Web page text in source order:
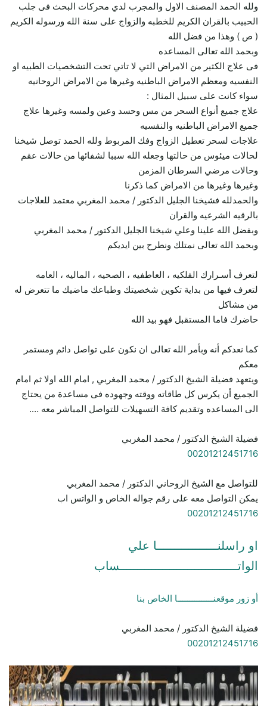
ولله الحمد المصنف الاول والمجرب لدي محركات البحث فى جلب
الحبيب بالقران الكريم للخطبه والزواج على سنة الله ورسوله الكريم
( ص ) وهذا من فضل الله
وبحمد الله تعالى المساعده
فى علاج الكثير من الامراض التي لا تاتي تحت التشخصيات الطبيه او
النفسيه ومعظم الامراض الباطنيه وغيرها من الامراض الروحانيه
سواء كانت على سبيل المثال :
علاج جميع أنواع السحر من مس وحسد وعين ولمسه وغيرها علاج
جميع الامراض الباطنيه والنفسيه
علاجات لسحر تعطيل الزواج وفك المربوط ولله الحمد توصل شيخنا
لحالات ميئوس من حالتها وجعله الله سببا لشفائها من حالات عقم
وحالات مرضي السرطان المزمن
وغيرها وغيرها من الامراض كما ذكرنا
والحمدلله فشيخنا الجليل الدكتور / محمد المغربي معتمد للعلاجات
بالرقيه الشرعيه والقران
وبفضل الله علينا وعلي شيخنا الجليل الدكتور / محمد المغربي
وبحمد الله تعالى نمتلك ونطرح بين ايديكم
لتعرف أسـرارك الفلكيه ، العاطفيه ، الصحيه ، الماليه ، العامه
لتعرف فيها من بداية تكوين شخصيتك وطباعك ماضيك ما تتعرض له
من مشاكل
حاضرك فاما المستقبل فهو بيد الله
كما نعدكم أنه وبأمر الله تعالى ان نكون على تواصل دائم ومستمر
معكم
ويتعهد فضيلة الشيخ الدكتور / محمد المغربي , امام الله اولا ثم امام
الجميع أن يكرس كل طاقاته ووقته وجهوده فى مساعدة من يحتاج
الى المساعده وتقديم كافة التسهيلات للتواصل المباشر معه ….
فضيلة الشيخ الدكتور / محمد المغربي
00201212451716
للتواصل مع الشيخ الروحاني الدكتور / محمد المغربي
يمكن التواصل معه على رقم جواله الخاص و الواتس اب
00201212451716
او راسلنـــــــــــــــــا علي
الواتـــــــــــــــــــــــــــــــــساب
أو زور موقعنـــــــــــــــا الخاص بنا
فضيلة الشيخ الدكتور / محمد المغربي
00201212451716